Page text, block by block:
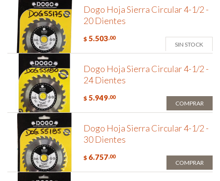
Dogo Hoja Sierra Circular 4-1/2 -
20 Dientes
$ 5.503,00
SIN STOCK
Dogo Hoja Sierra Circular 4-1/2 -
24 Dientes
$ 5.949,00
COMPRAR
Dogo Hoja Sierra Circular 4-1/2 -
30 Dientes
$ 6.757,00
COMPRAR